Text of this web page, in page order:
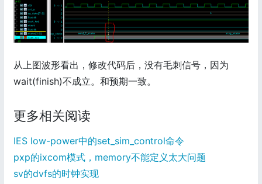
从上图波形看出，修改代码后，没有毛刺信号，因为
wait(finish)不成立。和预期一致。
更多相关阅读
IES low-power中的set_sim_control命令
pxp的ixcom模式，memory不能定义太大问题
sv的dvfs的时钟实现